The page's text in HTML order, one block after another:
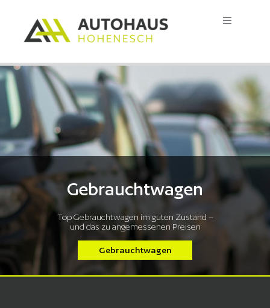
springen
Gebrauchtwagen
Neuwagen
Werkstatt
Lackiererei
Kontakt
Gebrauchtwagen
Top Gebrauchtwagen im guten Zustand –
und das zu angemessenen Preisen
Gebrauchtwagen